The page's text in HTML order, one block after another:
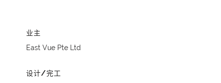
业主
East Vue Pte Ltd
设计/完工